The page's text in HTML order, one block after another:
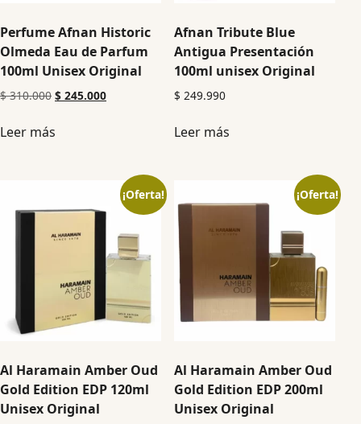
Perfume Afnan Historic
Olmeda Eau de Parfum
100ml Unisex Original
$310.000 $ 245.000
Leer más
Afnan Tribute Blue
Antigua Presentación
100ml unisex Original
$ 249.990
Leer más
¡Oferta!
Al Haramain Amber Oud
Gold Edition EDP 120ml
Unisex Original
¡Oferta!
Al Haramain Amber Oud
Gold Edition EDP 200ml
Unisex Original